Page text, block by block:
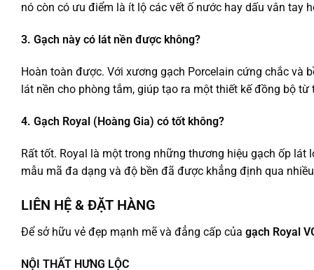
nó còn có ưu điểm là ít lộ các vết ố nước hay dấu vân tay
3. Gạch này có lát nền được không?
Hoàn toàn được. Với xương gạch Porcelain cứng chắc và
lát nền cho phòng tắm, giúp tạo ra một thiết kế đồng bộ
4. Gạch Royal (Hoàng Gia) có tốt không?
Rất tốt. Royal là một trong những thương hiệu gạch ốp
mẫu mã đa dạng và độ bền đã được khẳng định qua
LIÊN HỆ & ĐẶT HÀNG
Để sở hữu vẻ đẹp mạnh mẽ và đẳng cấp của gạch Royal
NỘI THẤT HƯNG LỘC